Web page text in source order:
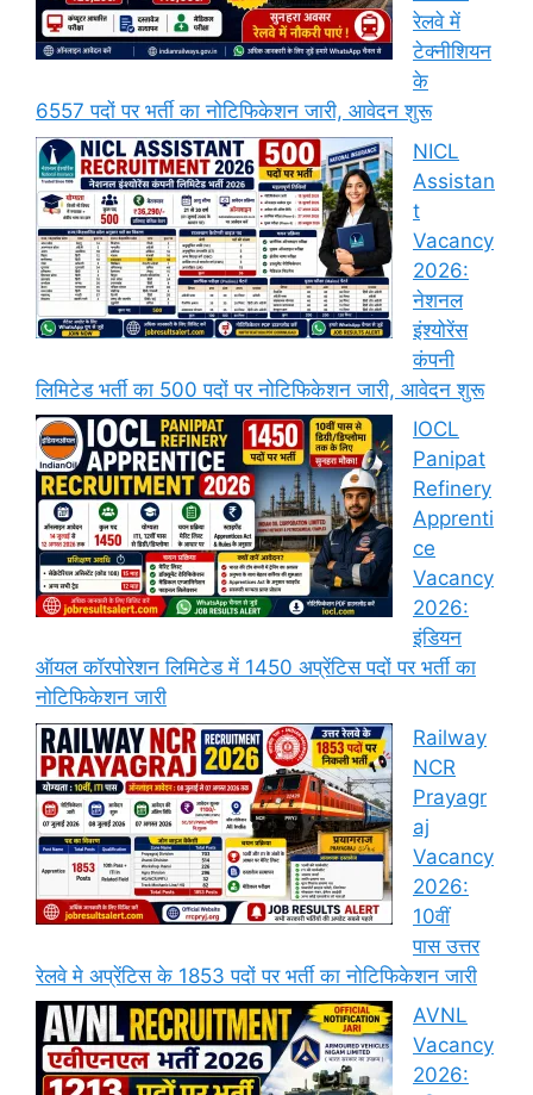
रेलवे में
टेक्नीशियन
के
6557 पदों पर भर्ती का नोटिफिकेशन जारी, आवेदन शुरू
NICL
Assistan
t
Vacancy
2026:
नेशनल
इंश्योरेंस
कंपनी
लिमिटेड भर्ती का 500 पदों पर नोटिफिकेशन जारी, आवेदन शुरू
IOCL
Panipat
Refinery
Apprenti
ce
Vacancy
2026:
इंडियन
ऑयल कॉरपोरेशन लिमिटेड में 1450 अप्रेंटिस पदों पर भर्ती का
नोटिफिकेशन जारी
Railway
NCR
Prayagr
aj
Vacancy
2026:
10वीं
पास उत्तर
रेलवे मे अप्रेंटिस के 1853 पदों पर भर्ती का नोटिफिकेशन जारी
AVNL
Vacancy
2026: